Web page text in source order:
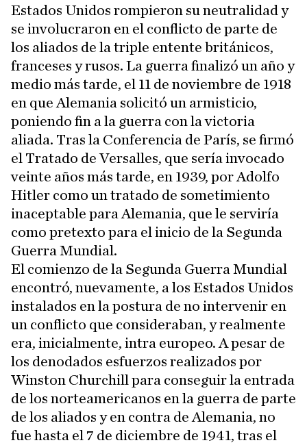
Estados Unidos rompieron su neutralidad y
se involucraron en el conflicto de parte de
los aliados de la triple entente británicos,
franceses y rusos. La guerra finalizó un año y
medio más tarde, el 11 de noviembre de 1918
en que Alemania solicitó un armisticio,
poniendo fin a la guerra con la victoria
aliada. Tras la Conferencia de París, se firmó
el Tratado de Versalles, que sería invocado
veinte años más tarde, en 1939, por Adolfo
Hitler como un tratado de sometimiento
inaceptable para Alemania, que le serviría
como pretexto para el inicio de la Segunda
Guerra Mundial.
El comienzo de la Segunda Guerra Mundial
encontró, nuevamente, a los Estados Unidos
instalados en la postura de no intervenir en
un conflicto que consideraban, y realmente
era, inicialmente, intra europeo. A pesar de
los denodados esfuerzos realizados por
Winston Churchill para conseguir la entrada
de los norteamericanos en la guerra de parte
de los aliados y en contra de Alemania, no
fue hasta el 7 de diciembre de 1941, tras el